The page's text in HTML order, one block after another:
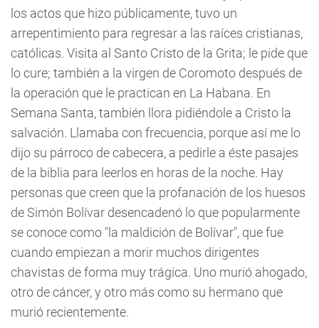
los actos que hizo públicamente, tuvo un
arrepentimiento para regresar a las raíces cristianas,
católicas. Visita al Santo Cristo de la Grita; le pide que
lo cure; también a la virgen de Coromoto después de
la operación que le practican en La Habana. En
Semana Santa, también llora pidiéndole a Cristo la
salvación. Llamaba con frecuencia, porque así me lo
dijo su párroco de cabecera, a pedirle a éste pasajes
de la biblia para leerlos en horas de la noche. Hay
personas que creen que la profanación de los huesos
de Simón Bolívar desencadenó lo que popularmente
se conoce como "la maldición de Bolívar", que fue
cuando empiezan a morir muchos dirigentes
chavistas de forma muy trágica. Uno murió ahogado,
otro de cáncer, y otro más como su hermano que
murió recientemente.